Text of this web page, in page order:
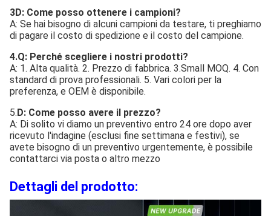
3D: Come posso ottenere i campioni?
A: Se hai bisogno di alcuni campioni da testare, ti preghiamo
di pagare il costo di spedizione e il costo del campione.
4.Q: Perché scegliere i nostri prodotti?
A: 1. Alta qualità. 2. Prezzo di fabbrica. 3.Small MOQ. 4. Con
standard di prova professionali. 5. Vari colori per la
preferenza, e OEM è disponibile.
5.D: Come posso avere il prezzo?
A: Di solito vi diamo un preventivo entro 24 ore dopo aver
ricevuto l'indagine (esclusi fine settimana e festivi), se
avete bisogno di un preventivo urgentemente, è possibile
contattarci via posta o altro mezzo
Dettagli del prodotto: